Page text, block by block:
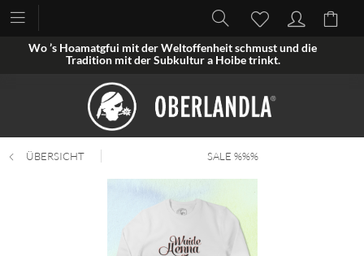
Wo ’s Hoamatgfui mit der Weltoffenheit schmust und die
Tradition mit der Subkultur a Hoibe trinkt.
ÜBERSICHT SALE %%%